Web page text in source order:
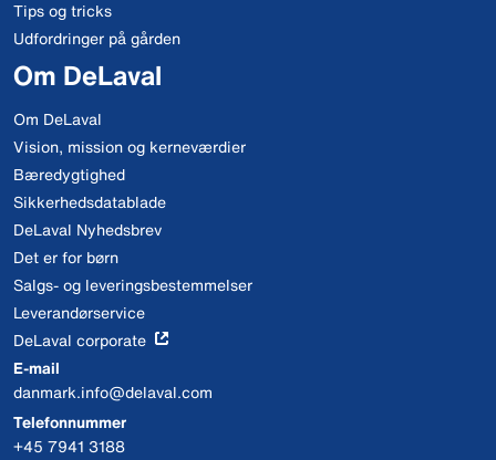
Tips og tricks
Udfordringer på gården
Om DeLaval
Om DeLaval
Vision, mission og kerneværdier
Bæredygtighed
Sikkerhedsdatablade
DeLaval Nyhedsbrev
Det er for børn
Salgs- og leveringsbestemmelser
Leverandørservice
DeLaval corporate
E-mail
danmark.info@delaval.com
Telefonnummer
+45 7941 3188